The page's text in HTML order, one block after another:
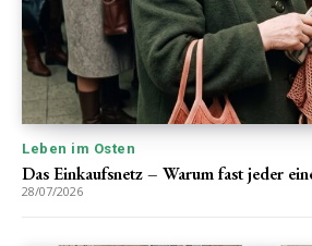
Leben im Osten
Das Einkaufsnetz – Warum fast jeder
28/07/2026